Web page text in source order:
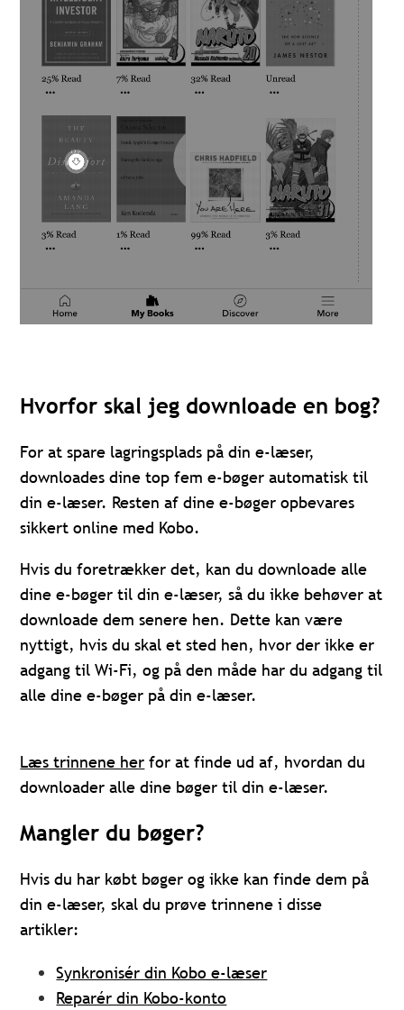
Hvorfor skal jeg downloade en bog?
For at spare lagringsplads på din e-læser,
downloades dine top fem e-bøger automatisk til
din e-læser. Resten af dine e-bøger opbevares
sikkert online med Kobo.
Hvis du foretrækker det, kan du downloade alle
dine e-bøger til din e-læser, så du ikke behøver at
downloade dem senere hen. Dette kan være
nyttigt, hvis du skal et sted hen, hvor der ikke er
adgang til Wi-Fi, og på den måde har du adgang til
alle dine e-bøger på din e-læser.
Læs trinnene her for at finde ud af, hvordan du
downloader alle dine bøger til din e-læser.
Mangler du bøger?
Hvis du har købt bøger og ikke kan finde dem på
din e-læser, skal du prøve trinnene i disse
artikler:
Synkronisér din Kobo e-læser
Reparér din Kobo-konto